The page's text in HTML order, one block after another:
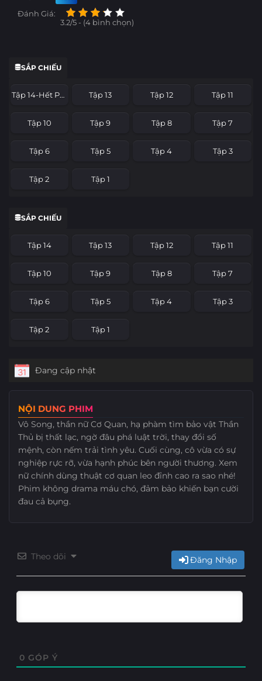
Đánh Giá:
3.2/5 - (4 bình chọn)
SẮP CHIẾU
Tập 14-Hết Phần Tập 13 Tập 12 Tập 11
Tập 10 Tập 9 Tập 8 Tập 7
Tập 6 Tập 5 Tập 4 Tập 3
Tập 2 Tập 1
SẮP CHIẾU
Tập 14 Tập 13 Tập 12 Tập 11
Tập 10 Tập 9 Tập 8 Tập 7
Tập 6 Tập 5 Tập 4 Tập 3
Tập 2 Tập 1
Đang cập nhật
NỘI DUNG PHIM
Vô Song, thần nữ Cơ Quan, hạ phàm tìm bảo vật Thần
Thủ bị thất lạc, ngờ đâu phá luật trời, thay đổi số
mệnh, còn nếm trải tình yêu. Cuối cùng, cô vừa có sự
nghiệp rực rỡ, vừa hạnh phúc bên người thương. Xem
nữ chính dùng thuật cơ quan leo đỉnh cao ra sao nhé!
Phim không drama máu chó, đảm bảo khiến bạn cười
đau cả bụng.
Theo dõi Đăng Nhập
0 GÓP Ý